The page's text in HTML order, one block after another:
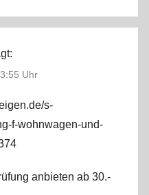
Uhr
s-
f-wohnwagen-und-
anbieten ab 30.-